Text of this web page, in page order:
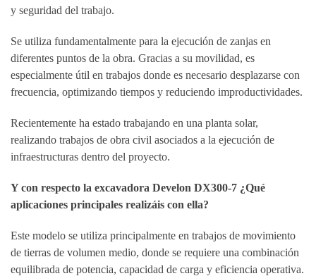
y seguridad del trabajo.
Se utiliza fundamentalmente para la ejecución de zanjas en
diferentes puntos de la obra. Gracias a su movilidad, es
especialmente útil en trabajos donde es necesario desplazarse con
frecuencia, optimizando tiempos y reduciendo improductividades.
Recientemente ha estado trabajando en una planta solar,
realizando trabajos de obra civil asociados a la ejecución de
infraestructuras dentro del proyecto.
Y con respecto la excavadora Develon DX300-7 ¿Qué
aplicaciones principales realizáis con ella?
Este modelo se utiliza principalmente en trabajos de movimiento
de tierras de volumen medio, donde se requiere una combinación
equilibrada de potencia, capacidad de carga y eficiencia operativa.